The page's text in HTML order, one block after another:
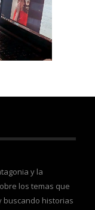
y la
los temas que
buscando historias